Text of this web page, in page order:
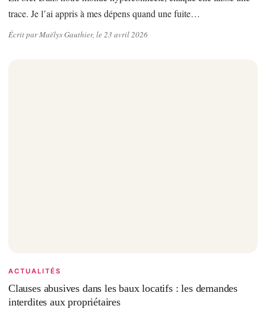
trace. Je l’ai appris à mes dépens quand une fuite…
Écrit par Maëlys Gauthier, le 23 avril 2026
ACTUALITÉS
Clauses abusives dans les baux locatifs : les demandes
interdites aux propriétaires